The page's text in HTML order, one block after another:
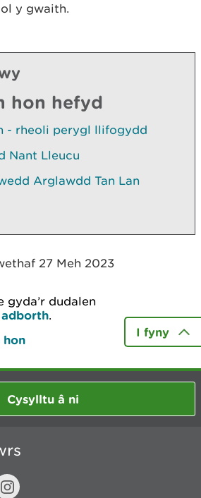
y gwaith.
hon hefyd
- rheoli perygl llifogydd
Nant Lleucu
Arglawdd Tan Lan
27 Meh 2023
gyda’r dudalen
adborth.
hon
I fyny
Cysylltu â ni